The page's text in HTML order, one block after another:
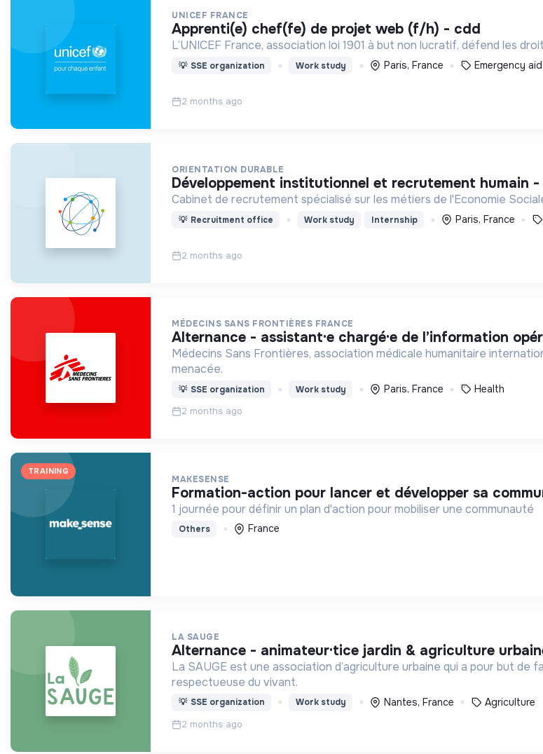
UNICEF FRANCE
apprenti(e) chef(fe) de projet web (f/h) - cdd
L’UNICEF France, association loi 1901 à but non lucratif, défend les
💡 SSE organization Work study Paris, France Emergency aid
2 months ago
ORIENTATION DURABLE
développement institutionnel et recrutement humain
Cabinet de recrutement spécialisé sur les métiers de l'Economie
💡 Recruitment office Work study Internship Paris, France
2 months ago
MÉDECINS SANS FRONTIÈRES FRANCE
alternance - assistant·e chargé·e de l’information
Médecins Sans Frontières, association médicale humanitaire
menacée.
💡 SSE organization Work study Paris, France Health
2 months ago
TRAINING
MAKESENSE
formation-action pour lancer et développer sa
1 journée pour définir un plan d'action pour mobiliser une communauté
Others France
LA SAUGE
alternance - animateur·tice jardin & agriculture
La SAUGE est une association d’agriculture urbaine qui a pour but de
respectueuse du vivant.
💡 SSE organization Work study Nantes, France Agriculture
2 months ago